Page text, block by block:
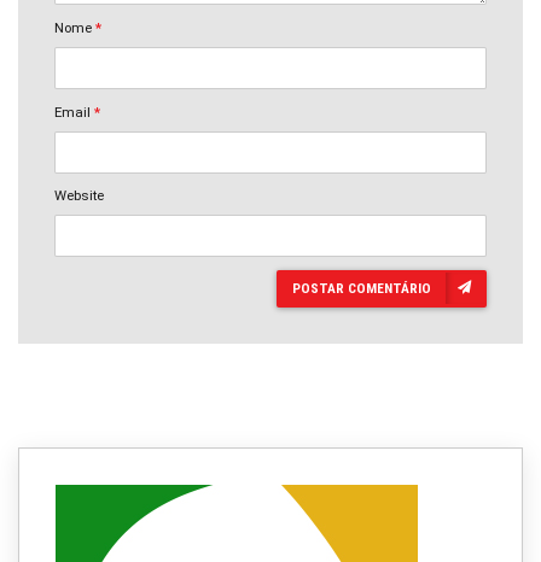
Nome *
Email *
Website
POSTAR COMENTÁRIO